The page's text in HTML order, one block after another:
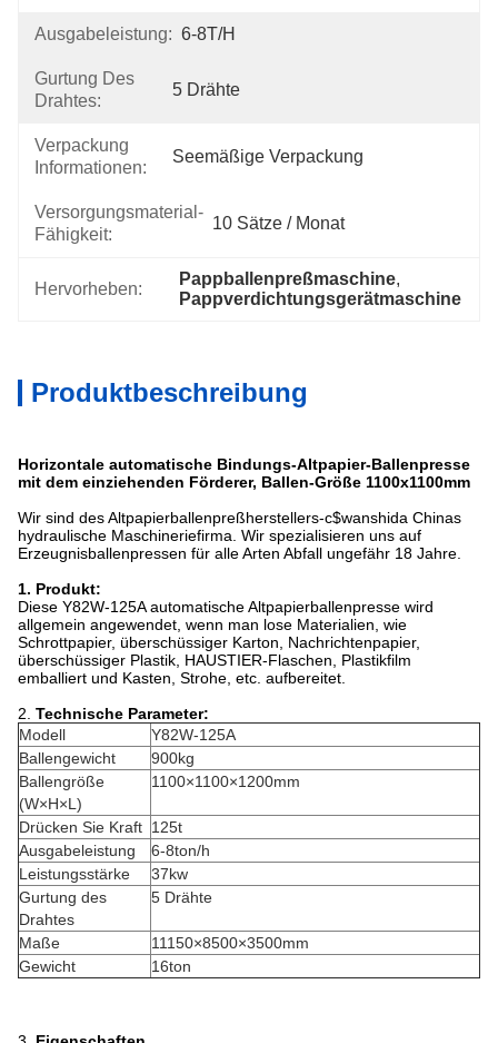
Ausgabeleistung: 6-8T/H
Gurtung Des
Drahtes:
5 Drähte
Verpackung
Informationen:
Seemäßige Verpackung
Versorgungsmaterial-
Fähigkeit:
10 Sätze / Monat
Hervorheben:
Pappballenpreßmaschine,
Pappverdichtungsgerätmaschine
Produktbeschreibung
Horizontale automatische Bindungs-Altpapier-Ballenpresse
mit dem einziehenden Förderer, Ballen-Größe 1100x1100mm
Wir sind des Altpapierballenpreßherstellers-c$wanshida Chinas
hydraulische Maschineriefirma. Wir spezialisieren uns auf
Erzeugnisballenpressen für alle Arten Abfall ungefähr 18 Jahre.
1. Produkt:
Diese Y82W-125A automatische Altpapierballenpresse wird
allgemein angewendet, wenn man lose Materialien, wie
Schrottpapier, überschüssiger Karton, Nachrichtenpapier,
überschüssiger Plastik, HAUSTIER-Flaschen, Plastikfilm
emballiert und Kasten, Strohe, etc. aufbereitet.
2. Technische Parameter:
Modell
Y82W-125A
Ballengewicht
900kg
Ballengröße
(W×H×L)
1100×1100×1200mm
Drücken Sie Kraft 125t
Ausgabeleistung
6-8ton/h
Leistungsstärke
37kw
Gurtung des
Drahtes
5 Drähte
Maße
11150×8500×3500mm
Gewicht
16ton